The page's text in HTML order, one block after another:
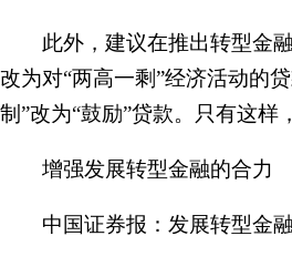
此外，建议在推出转型金融
改为对“两高一剩”经济活动的
制”改为“鼓励”贷款。只有这
增强发展转型金融的合力
中国证券报：发展转型金融